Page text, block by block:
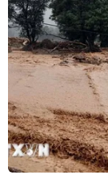
vào thợ tháo
05/08/2026 09:23
Khởi tố ca sĩ
trí vì xâm
YouTube